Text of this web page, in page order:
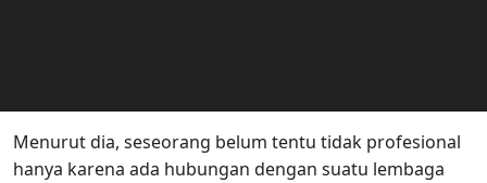
Menurut dia, seseorang belum tentu tidak profesional
hanya karena ada hubungan dengan suatu lembaga